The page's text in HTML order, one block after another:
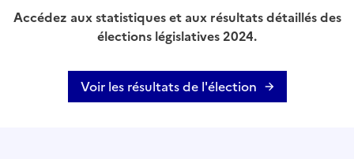
Accédez aux statistiques et aux résultats détaillés des
élections législatives 2024.
Voir les résultats de l'élection